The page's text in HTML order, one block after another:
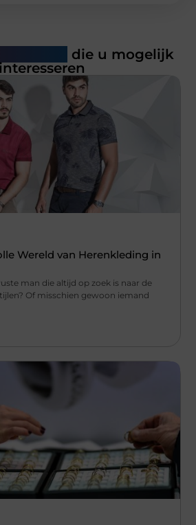
die u mogelijk
Wereld van Herenkleding in
man die altijd op zoek is naar de
Of misschien gewoon iemand